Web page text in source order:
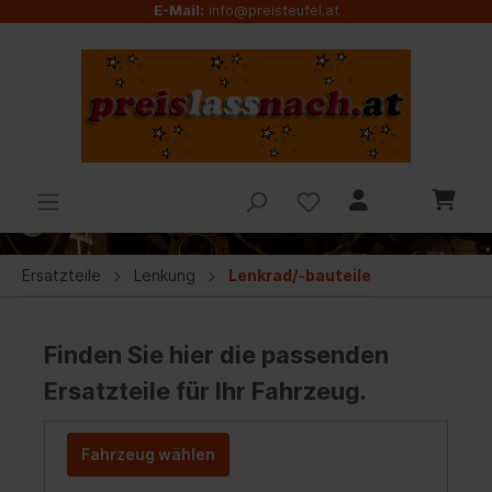
E-Mail: info@preisteufel.at
Ersatzteile Lenkung Lenkrad/-bauteile
Finden Sie hier die passenden
Ersatzteile für Ihr Fahrzeug.
Fahrzeug wählen